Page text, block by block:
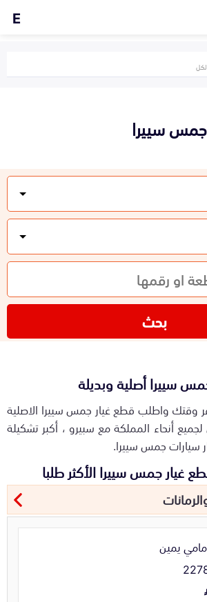
E
سييرا
بحث
سييرا أصلية وبديلة
وقتك واطلب قطع غيار جمس سييرا الاصلية
أنحاء المملكة مع سبيرو ، أكبر تشكيلة
سيارات جمس سييرا.
جمس سييرا الأكثر طلبا
يمين